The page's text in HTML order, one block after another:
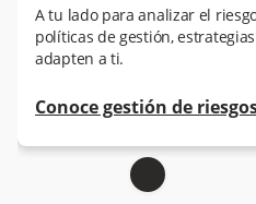
A tu lado para analizar el
políticas de gestión,
adapten a ti.
Conoce gestión de